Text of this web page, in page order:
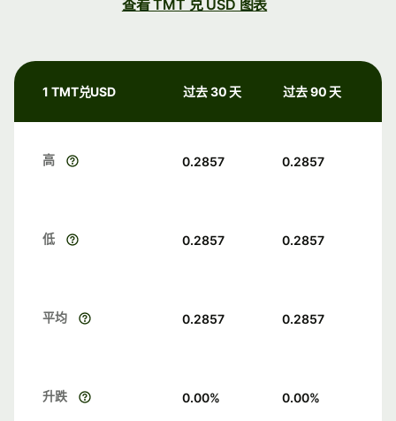
查看 TMT 兑 USD 图表
1 TMT兑USD 过去 30 天 过去 90 天
高 0.2857 0.2857
低 0.2857 0.2857
平均 0.2857 0.2857
升跌 0.00% 0.00%